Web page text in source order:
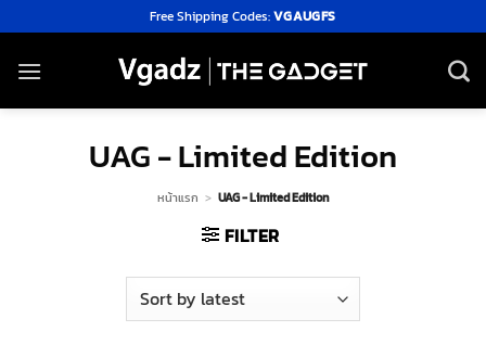
to
content
Free Shipping Codes:VGAUGFS
UAG - Limited Edition
หน้าแรก > UAG - Limited Edition
FILTER